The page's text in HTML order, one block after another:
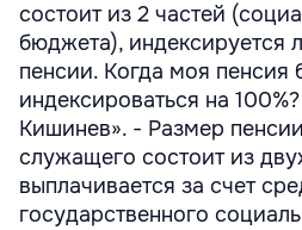
состоит из 2 частей
бюджета), индексируется
пенсии. Когда моя пенсия
индексироваться на
Кишинев». - Размер
служащего состоит из
выплачивается за счет
государственного